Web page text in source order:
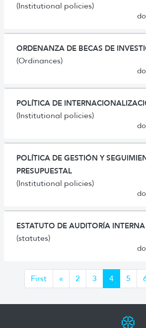
(Institutional policies)
ORDENANZA DE BECAS DE
(Ordinances)
POLÍTICA DE
(Institutional policies)
POLÍTICA DE GESTIÓN Y
PRESUPUESTAL
(Institutional policies)
ESTATUTO DE AUDITORÍA INTERNA
(statutes)
First « Anterior
2 3 4 5